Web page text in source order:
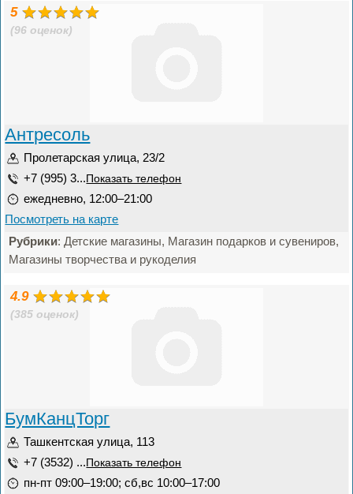
5
(96 оценок)
Антресоль
Пролетарская улица, 23/2
+7 (995) 3... Показать телефон
ежедневно, 12:00–21:00
Посмотреть на карте
Рубрики: Детские магазины, Магазин подарков и сувениров,
Магазины творчества и рукоделия
4.9
(385 оценок)
БумКанцТорг
Ташкентская улица, 113
+7 (3532) ... Показать телефон
пн-пт 09:00–19:00; сб,вс 10:00–17:00